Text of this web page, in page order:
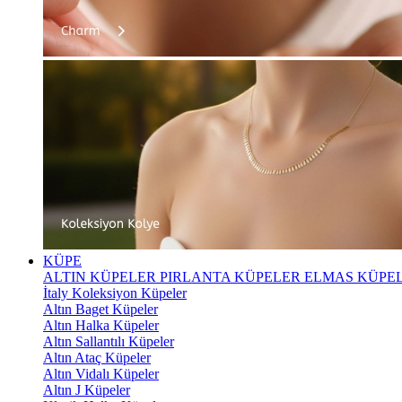
KÜPE
ALTIN KÜPELER PIRLANTA KÜPELER ELMAS
İtaly Koleksiyon Küpeler
Altın Baget Küpeler
Altın Halka Küpeler
Altın Sallantılı Küpeler
Altın Ataç Küpeler
Altın Vidalı Küpeler
Altın J Küpeler